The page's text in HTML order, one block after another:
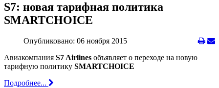
S7: новая тарифная политика
SMARTCHOICE
Опубликовано: 06 ноября 2015
Авиакомпания S7 Airlines объявляет о переходе на новую
тарифную политику SMARTCHOICE
Подробнее...